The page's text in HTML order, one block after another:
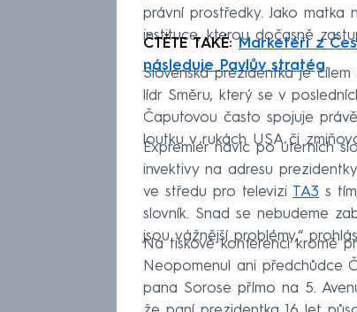
právní prostředky. Jako matka
instituce, kterou dočasně
ČTĚTE TAKÉ:Marketéři z
následuje Pavlův stratég
Slovenská prezidentka je
lídr Směru, který se v
Čaputovou často spojuje
loutku v rukách USA či
Expremiér navíc po úterních
invektivy na adresu
ve středu pro televizi TA3 s
slovník. Snad se nebudeme
jsou vážnější problémy,“
Na tiskové konferenci kromě
Neopomenul ani předchůdce
pana Sorose přímo na 5.